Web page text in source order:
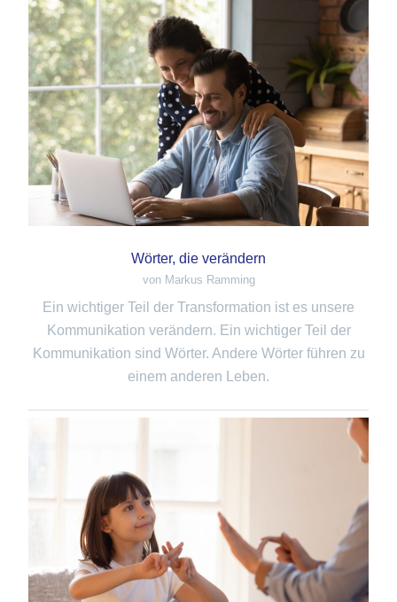
Wörter, die verändern
von Markus Ramming
Ein wichtiger Teil der Transformation ist es unsere
Kommunikation verändern. Ein wichtiger Teil der
Kommunikation sind Wörter. Andere Wörter führen zu
einem anderen Leben.